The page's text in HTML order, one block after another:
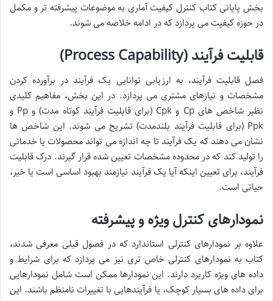
بخش پایانی کتاب کنترل کیفیت آماری به موضوعات پیشرفته تر و مکمل
در حوزه کیفیت می پردازد که در ادامه خلاصه می شوند.
قابلیت فرآیند (Process Capability)
فصل قابلیت فرآیند، به ارزیابی توانایی یک فرآیند در برآورده کردن
مشخصات و نیازهای مشتری می پردازد. در این بخش، مفاهیم کلیدی
نظیر شاخص های Cp و Cpk (برای قابلیت فرآیند کوتاه مدت) و Pp و
Ppk (برای قابلیت فرآیند بلندمدت) تشریح می شوند. این شاخص ها
نشان می دهند که یک فرآیند تا چه اندازه می تواند محصولات یا خدماتی
را تولید کند که در محدوده مشخصات تعیین شده قرار گیرند. درک قابلیت
فرآیند، برای تعیین اینکه آیا یک فرآیند نیازمند بهبود اساسی است یا خیر،
حیاتی است.
نمودارهای کنترل ویژه و پیشرفته
علاوه بر نمودارهای کنترلی استاندارد که در فصول قبلی معرفی شدند،
کتاب به نمودارهای کنترلی خاص تری نیز می پردازد که برای شرایط و
داده های ویژه کاربرد دارند. این نمودارها ممکن است شامل نمودارهایی
برای داده های بسیار کوچک، یا فرآیندهایی با تغییرات نامنظم باشند. این